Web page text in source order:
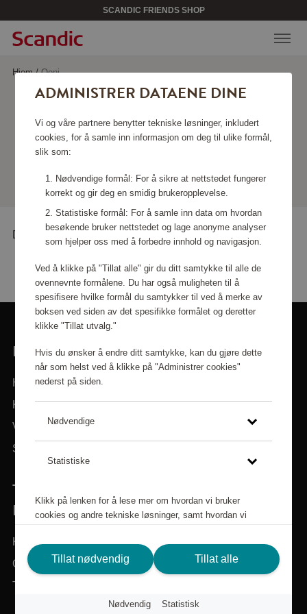
SCANDIC FRIENDS SHOP
Hjem/Ooni
OONI
Det er ingen produkter å vise akkurat nå
ADMINISTRER DATAENE DINE
Vi og våre partnere benytter tekniske løsninger, inkludert
cookies, for å samle inn informasjon om deg til ulike formål,
slik som:
Nødvendige formål: For å sikre at nettstedet fungerer
korrekt og gir deg en smidig brukeropplevelse.
Statistiske formål: For å samle inn data om hvordan
besøkende bruker nettstedet og lage anonyme analyser
som hjelper oss med å forbedre innhold og navigasjon.
Ved å klikke på "Tillat alle" gir du ditt samtykke til alle de
ovennevnte formålene. Du har også muligheten til å
spesifisere hvilke formål du samtykker til ved å merke av
boksen ved siden av det spesifikke formålet og deretter
klikke "Tillat utvalg."
Hvis du ønsker å endre ditt samtykke, kan du gjøre dette
når som helst ved å klikke på "Administrer cookies"
nederst på siden.
Nødvendige
Statistiske
Klikk på lenken for å lese mer om hvordan vi bruker
cookies og andre tekniske løsninger, samt hvordan vi
Personvernspolicy
Tillat nødvendig Tillat alle
Nødvendig Statistisk
LINKER
Hjem
Kategorier
Varemerker
Søk i sortiment
TRENGER DU HJELP? VI ER HER FOR
DEG!
Kundeservice
Om Scandic Friends
Tilbake til scandichotels.no